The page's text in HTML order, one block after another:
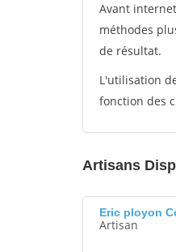
Avant
méthodes
de résultat.
L'utilisation
fonction des
Artisans
Eric ployon
Artisan